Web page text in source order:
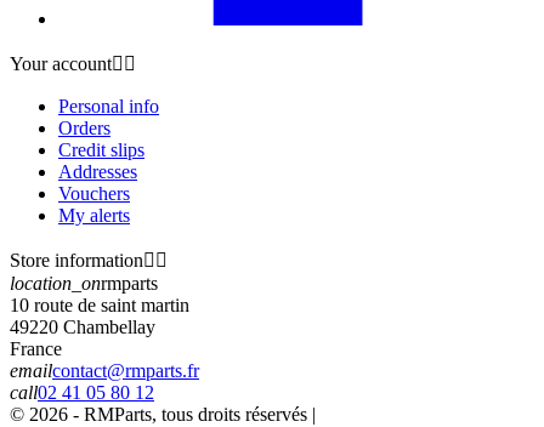
Your account 
Personal info
Orders
Credit slips
Addresses
Vouchers
My alerts
Store information 
location_onrmparts
10 route de saint martin
49220 Chambellay
France
emailcontact@rmparts.fr
call02 41 05 80 12
© 2026 - RMParts, tous droits réservés |